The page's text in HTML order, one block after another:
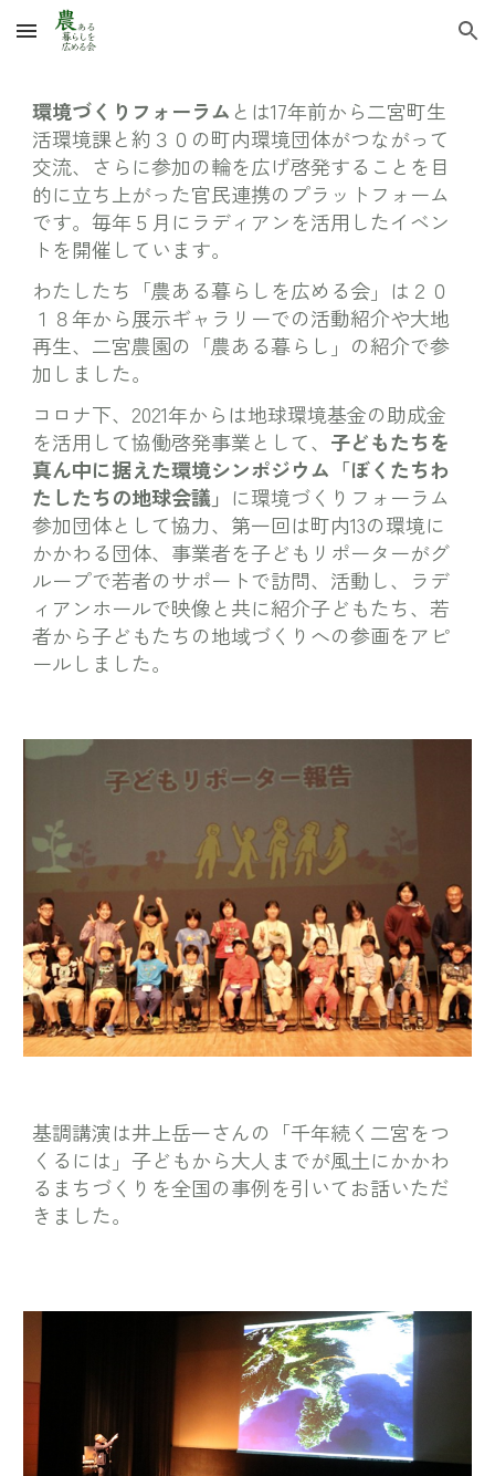
Skip to main content Skip to navigation
環境づくりフォーラム とは17年前から二宮町生
活環境課と約３０の町内環境団体がつながって
交流、さらに参加の輪を広げ啓発することを目
的に立ち上がった官民連携のプラットフォーム
です。毎年５月にラディアンを活用したイベン
トを開催しています。
わたしたち「農ある暮らしを広める会」は２０
１８年から展示ギャラリーでの活動紹介や大地
再生、二宮農園の「農ある暮らし」の紹介で参
加しました。
コロナ下、2021年からは地球環境基金の助成金
を活用して協働啓発事業として、 子どもたちを
真ん中に据えた環境シンポジウム「ぼくたちわ
たしたちの地球会議」 に環境づくりフォーラム
参加団体として協力、第一回は町内13の環境に
かかわる団体、事業者を子どもリポーターがグ
ループで若者のサポートで訪問、活動し、ラデ
ィアンホールで映像と共に紹介子どもたち、若
者から子どもたちの地域づくりへの参画をアピ
ールしました。
基調講演は井上岳一さんの「千年続く二宮をつ
くるには」子どもから大人までが風土にかかわ
るまちづくりを全国の事例を引いてお話いただ
きました。